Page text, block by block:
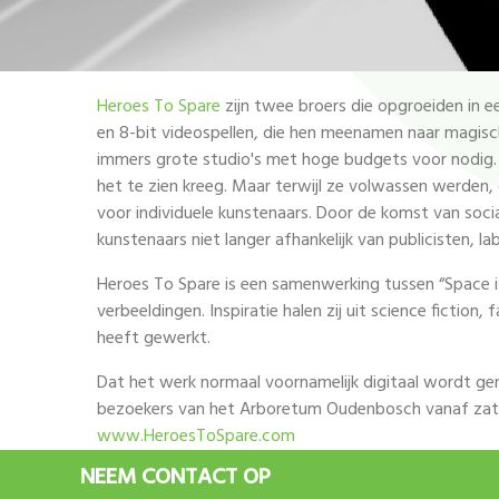
Heroes To Spare zijn twee broers die opgroeiden in
en 8-bit videospellen, die hen meenamen naar
immers grote studio's met hoge budgets voor
het te zien kreeg. Maar terwijl ze volwassen
voor individuele kunstenaars. Door de komst van
kunstenaars niet langer afhankelijk van publicisten,
Heroes To Spare is een samenwerking tussen
verbeeldingen. Inspiratie halen zij uit science fiction,
heeft gewerkt.
Dat het werk normaal voornamelijk digitaal wordt
bezoekers van het Arboretum Oudenbosch vanaf
www.HeroesToSpare.com
NEEM CONTACT OP